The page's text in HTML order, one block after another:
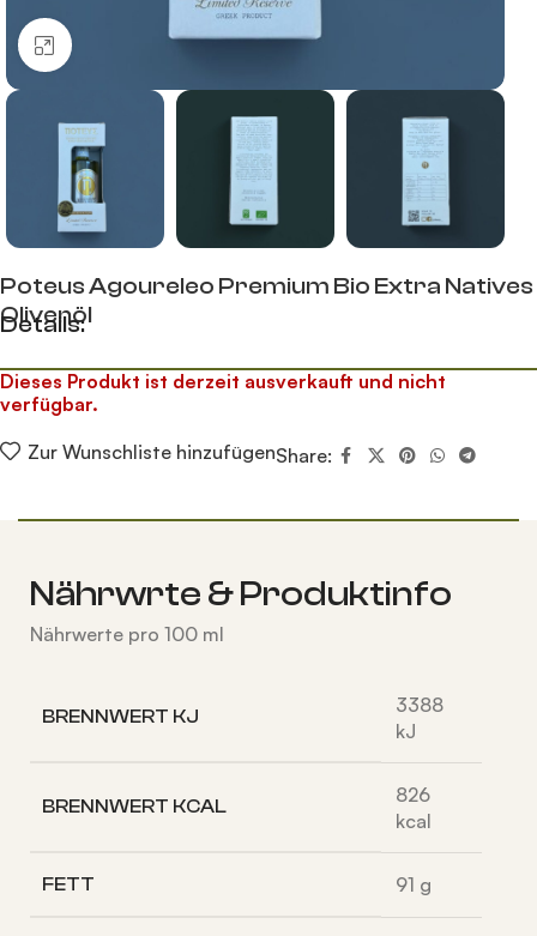
Klick zum Vergrößern
Poteus Agoureleo Premium Bio Extra Natives
Olivenöl
Details:
Dieses Produkt ist derzeit ausverkauft und nicht
verfügbar.
Zur Wunschliste hinzufügenShare:
Nährwrte & Produktinfo
Nährwerte pro 100 ml
BRENNWERT KJ
3388
kJ
BRENNWERT KCAL
826
kcal
FETT 91 g